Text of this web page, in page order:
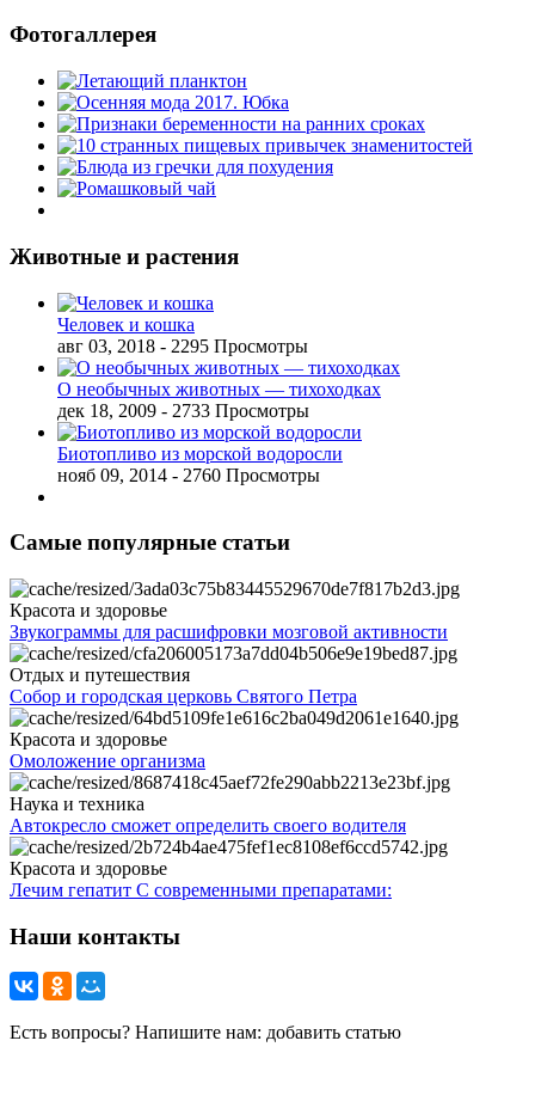
Фотогаллерея
Животные и растения
Человек и кошка
авг 03, 2018 - 2295 Просмотры
О необычных животных — тихоходках
дек 18, 2009 - 2733 Просмотры
Биотопливо из морской водоросли
нояб 09, 2014 - 2760 Просмотры
Самые популярные статьи
Красота и здоровье
Звукограммы для расшифровки мозговой активности
Отдых и путешествия
Собор и городская церковь Святого Петра
Красота и здоровье
Омоложение организма
Наука и техника
Автокресло сможет определить своего водителя
Красота и здоровье
Лечим гепатит С современными препаратами:
Наши контакты
Есть вопросы? Напишите нам: добавить статью